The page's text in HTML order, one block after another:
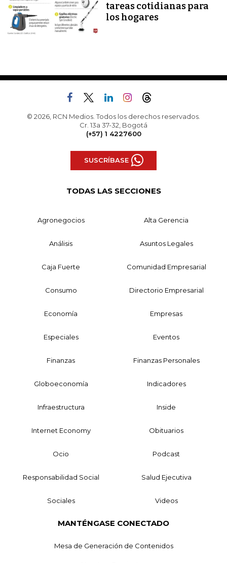
tareas cotidianas para
los hogares
© 2026, RCN Medios. Todos los derechos reservados.
Cr. 13a 37-32, Bogotá
(+57) 1 4227600
SUSCRÍBASE
TODAS LAS SECCIONES
Agronegocios Alta Gerencia
Análisis Asuntos Legales
Caja Fuerte Comunidad Empresarial
Consumo Directorio Empresarial
Economía Empresas
Especiales Eventos
Finanzas Finanzas Personales
Globoeconomía Indicadores
Infraestructura Inside
Internet Economy Obituarios
Ocio Podcast
Responsabilidad Social Salud Ejecutiva
Sociales Videos
MANTÉNGASE CONECTADO
Mesa de Generación de Contenidos